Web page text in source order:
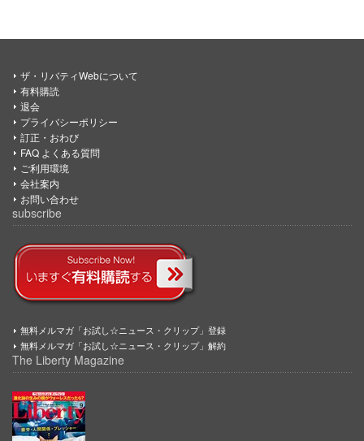
ザ・リバティWebについて
有料購読
退会
プライバシーポリシー
訂正・おわび
FAQ よくある質問
ご利用環境
会社案内
お問い合わせ
subscribe
無料メルマガ「お試し☆ニュース・クリップ」登録
無料メルマガ「お試し☆ニュース・クリップ」解約
The Liberty Magazine